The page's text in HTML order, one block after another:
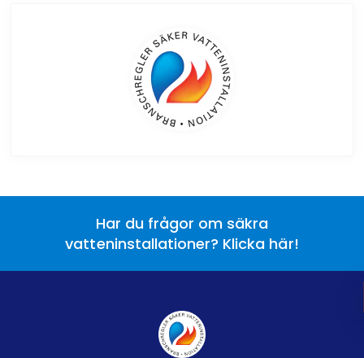
Har du frågor om säkra
vatteninstallationer? Klicka här!